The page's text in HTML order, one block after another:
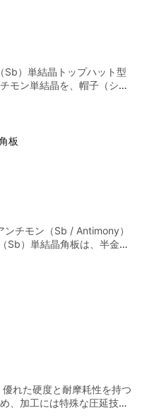
項目 内容 材料 鉛／アンチ
密度 約10.5～10.8 g/cm³
工性、鋳造性
Sb）単結晶トップハット型
モン単結晶を、帽子（シル
難な材料ですが、超高真空
、STM、LEED等）に
と分析面の独立性を両立さ
採用されます。密度:
値。半金属としての重厚
：純度 99.999% 以上）項目
(99.9999\%)$(極低不純
標準的な方位(111), (110),
)表面仕上げ天面：超鏡面
イン加工)外観金属光沢のあ
ップハット形状のメリット
けてしまいます。トップハ
やさしく板バネ等で押さえ
ます。分析面の孤立: 凸状の
で、試料ホルダーからの二
ンチモン単結晶本来の電子
の効率化: 底面のフラットな
ることで、UHV中での効率
劈開（へきかい）の起点:
して新鮮な表面を出す際、
ルがしやすく、美しい原子
途分野用途例量子物性研究
板
ンチモン（Sb / Antimony）
Sb）単結晶角板は、半金属
。アンチモンは菱面体晶
造を持ち、電気的・熱的
。多結晶材では平均化さ
位（(111)面など）で取り出
、次世代半導体ドーパント
素子などの最先端物理学の
表値：純度 99.999% 以
〜 $6N
面体晶 (Rhombohedral /
など(精度 $\pm 1^\circ$ 〜
的低融点)外観金属光沢の
れた硬度と耐摩耗性を持つ
、加工には特殊な圧延技術